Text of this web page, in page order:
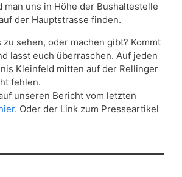
man uns in Höhe der Bushaltestelle
der Hauptstrasse finden.
zu sehen, oder machen gibt? Kommt
lasst euch überraschen. Auf jeden
Kleinfeld mitten auf der Rellinger
fehlen.
unseren Bericht vom letzten
Oder der Link zum Presseartikel